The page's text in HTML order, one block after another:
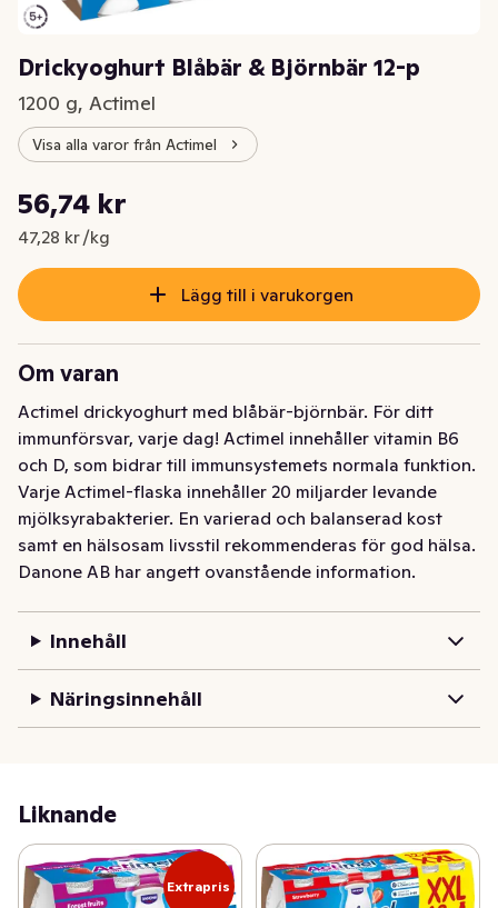
Drickyoghurt Blåbär & Björnbär 12-p
1200 g, Actimel
Visa alla varor från Actimel
Nuvarande pris är: 56,74 kr
56,74 kr
47,28 kr /kg
Styckpris: 47,28 kr /kg
Lägg till i varukorgen
Om varan
Actimel drickyoghurt med blåbär-björnbär. För ditt
immunförsvar, varje dag! Actimel innehåller vitamin B6
och D, som bidrar till immunsystemets normala funktion.
Varje Actimel-flaska innehåller 20 miljarder levande
mjölksyrabakterier. En varierad och balanserad kost
samt en hälsosam livsstil rekommenderas för god hälsa.
Danone AB har angett ovanstående information.
Innehåll
Näringsinnehåll
Liknande
Extrapris